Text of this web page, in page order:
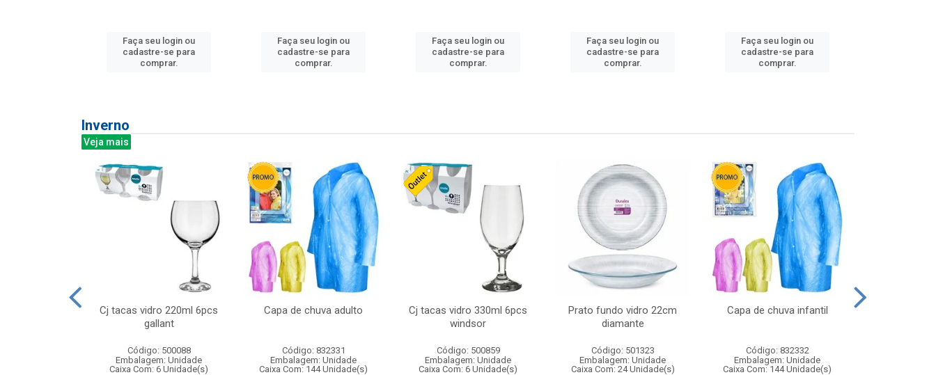
Faça seu login ou
cadastre-se para
comprar.
Faça seu login ou
cadastre-se para
comprar.
Faça seu login ou
cadastre-se para
comprar.
Faça seu login ou
cadastre-se para
comprar.
Faça seu login ou
cadastre-se para
comprar.
Inverno
Veja mais
Cj tacas vidro 220ml 6pcs
gallant
Código: 500088
Embalagem: Unidade
Caixa Com: 6 Unidade(s)
Capa de chuva adulto
Código: 832331
Embalagem: Unidade
Caixa Com: 144 Unidade(s)
Cj tacas vidro 330ml 6pcs
windsor
Código: 500859
Embalagem: Unidade
Caixa Com: 6 Unidade(s)
Prato fundo vidro 22cm
diamante
Código: 501323
Embalagem: Unidade
Caixa Com: 24 Unidade(s)
Capa de chuva infantil
Código: 832332
Embalagem: Unidade
Caixa Com: 144 Unidade(s)